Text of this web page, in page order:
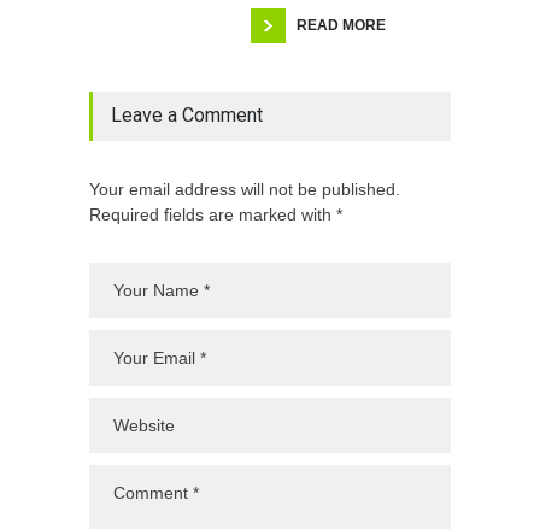
READ MORE
Leave a Comment
Your email address will not be published.
Required fields are marked with *